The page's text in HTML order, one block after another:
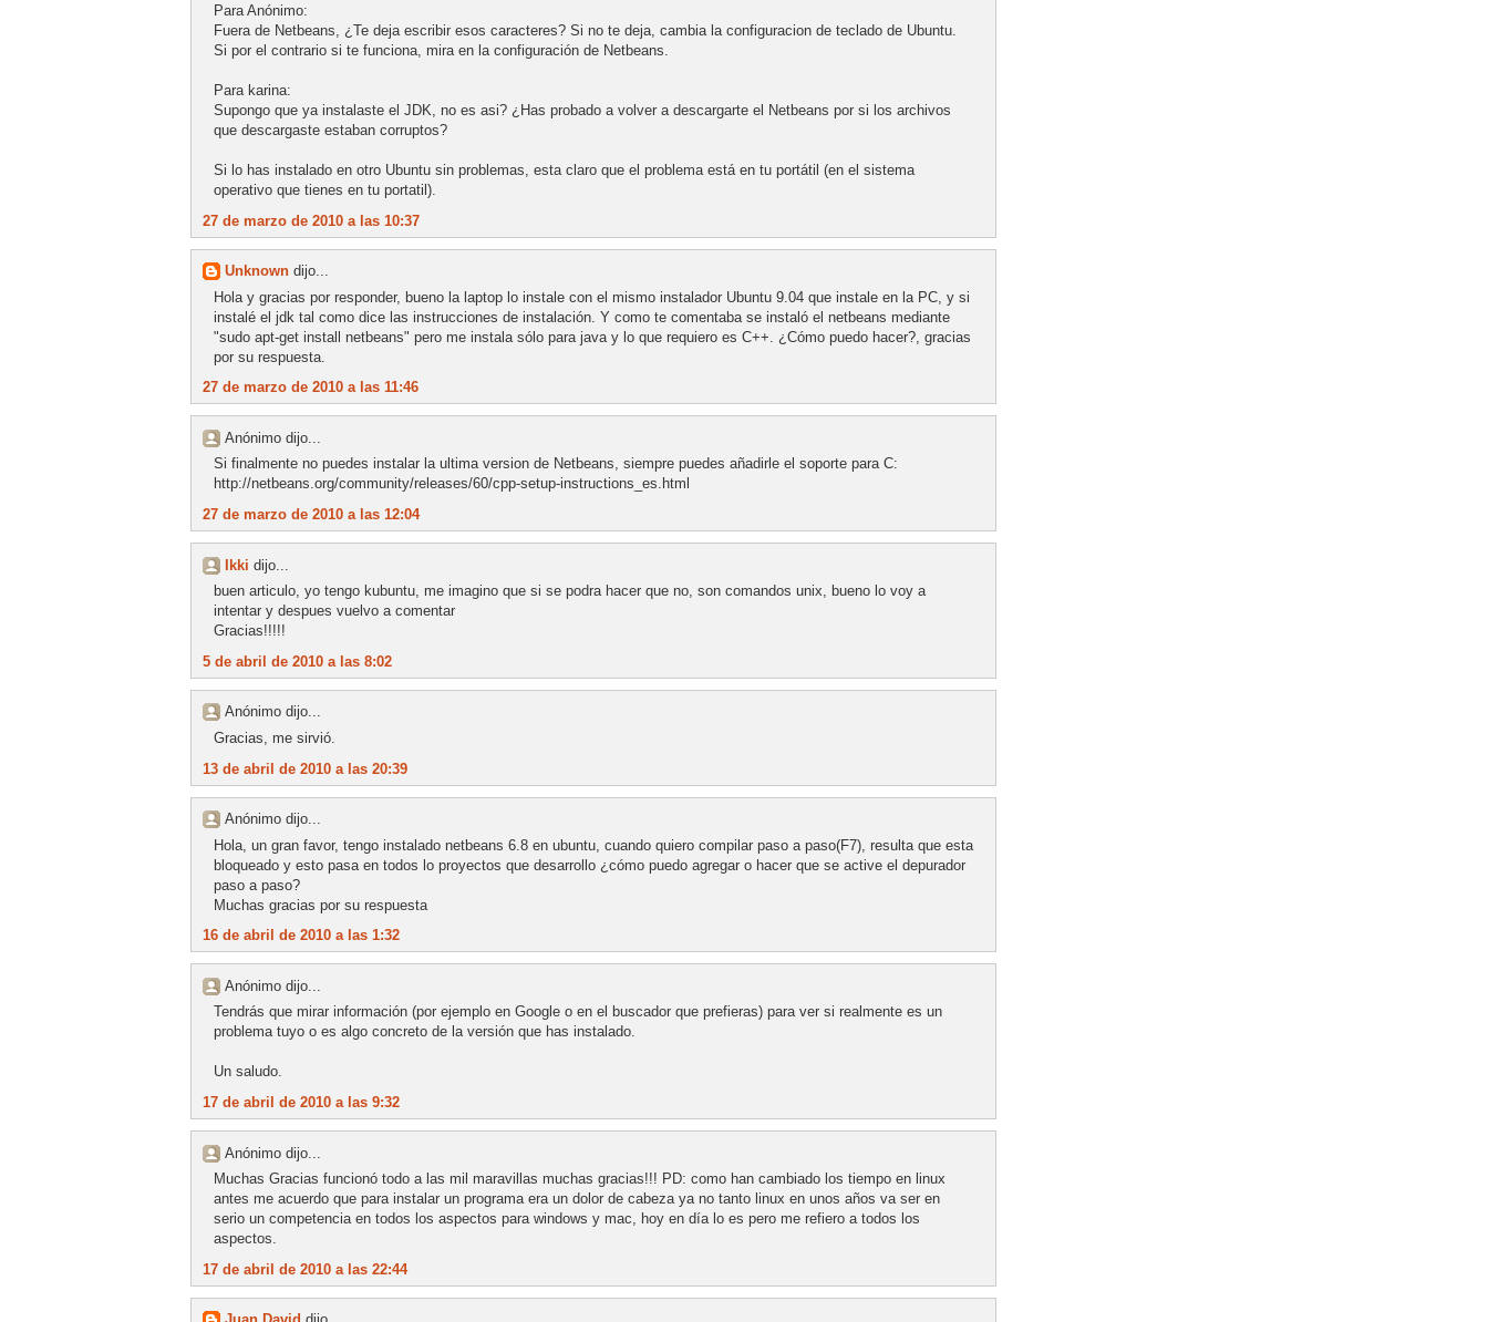
Para Anónimo:
Fuera de Netbeans, ¿Te deja escribir esos caracteres? Si no te deja, cambia la configuracion de teclado de Ubuntu.
Si por el contrario si te funciona, mira en la configuración de Netbeans.
Para karina:
Supongo que ya instalaste el JDK, no es asi? ¿Has probado a volver a descargarte el Netbeans por si los archivos
que descargaste estaban corruptos?
Si lo has instalado en otro Ubuntu sin problemas, esta claro que el problema está en tu portátil (en el sistema
operativo que tienes en tu portatil).
27 de marzo de 2010 a las 10:37
Unknown dijo...
Hola y gracias por responder, bueno la laptop lo instale con el mismo instalador Ubuntu 9.04 que instale en la PC, y si
instalé el jdk tal como dice las instrucciones de instalación. Y como te comentaba se instaló el netbeans mediante
"sudo apt-get install netbeans" pero me instala sólo para java y lo que requiero es C++. ¿Cómo puedo hacer?, gracias
por su respuesta.
27 de marzo de 2010 a las 11:46
Anónimo dijo...
Si finalmente no puedes instalar la ultima version de Netbeans, siempre puedes añadirle el soporte para C:
http://netbeans.org/community/releases/60/cpp-setup-instructions_es.html
27 de marzo de 2010 a las 12:04
Ikki dijo...
buen articulo, yo tengo kubuntu, me imagino que si se podra hacer que no, son comandos unix, bueno lo voy a
intentar y despues vuelvo a comentar
Gracias!!!!!
5 de abril de 2010 a las 8:02
Anónimo dijo...
Gracias, me sirvió.
13 de abril de 2010 a las 20:39
Anónimo dijo...
Hola, un gran favor, tengo instalado netbeans 6.8 en ubuntu, cuando quiero compilar paso a paso(F7), resulta que esta
bloqueado y esto pasa en todos lo proyectos que desarrollo ¿cómo puedo agregar o hacer que se active el depurador
paso a paso?
Muchas gracias por su respuesta
16 de abril de 2010 a las 1:32
Anónimo dijo...
Tendrás que mirar información (por ejemplo en Google o en el buscador que prefieras) para ver si realmente es un
problema tuyo o es algo concreto de la versión que has instalado.
Un saludo.
17 de abril de 2010 a las 9:32
Anónimo dijo...
Muchas Gracias funcionó todo a las mil maravillas muchas gracias!!! PD: como han cambiado los tiempo en linux
antes me acuerdo que para instalar un programa era un dolor de cabeza ya no tanto linux en unos años va ser en
serio un competencia en todos los aspectos para windows y mac, hoy en día lo es pero me refiero a todos los
aspectos.
17 de abril de 2010 a las 22:44